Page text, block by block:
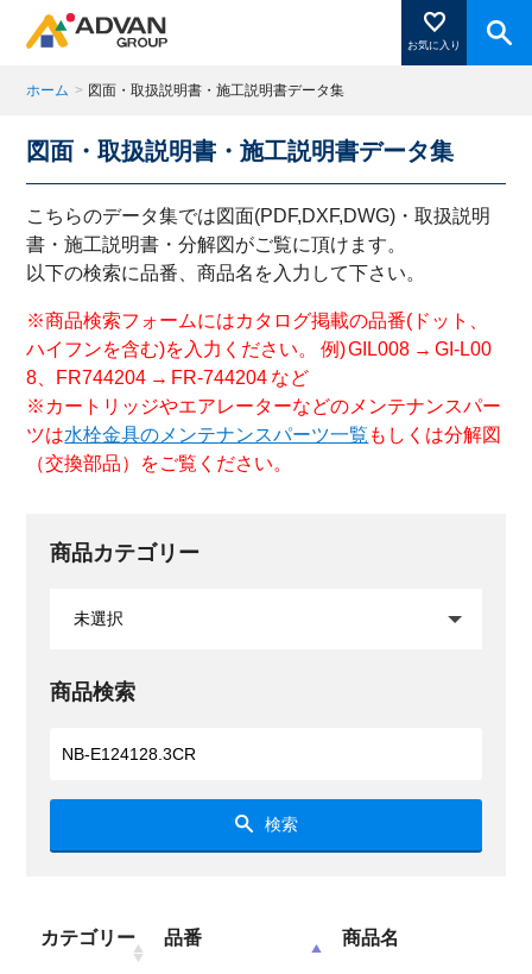
お気に入り
商品ページにある「お気に入り登録」を押すと登録した
商品がここに表示されます。
ホーム > 図面・取扱説明書・施工説明書データ集
図面・取扱説明書・施工説明書データ集
こちらのデータ集では図面(PDF,DXF,DWG)・取扱説明
書・施工説明書・分解図がご覧に頂けます。
以下の検索に品番、商品名を入力して下さい。
※商品検索フォームにはカタログ掲載の品番(ドット、
ハイフンを含む)を入力ください。 例) GIL008 → GI-L00
8、FR744204 → FR-744204 など
※カートリッジやエアレーターなどのメンテナンスパー
ツは水栓金具のメンテナンスパーツ一覧 もしくは分解図
（交換部品）をご覧ください。
商品カテゴリー
商品検索
検索
カテゴリー 品番 商品名